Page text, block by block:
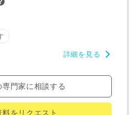
詳細を見る
専門家に相談する
料をリクエスト
らかじめご了承ください。